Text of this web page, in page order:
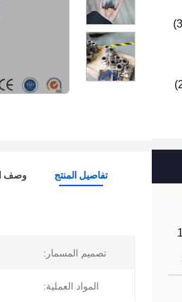
تفاصيل المنتج وصف
تصميم المسمار:
المواد العملية: